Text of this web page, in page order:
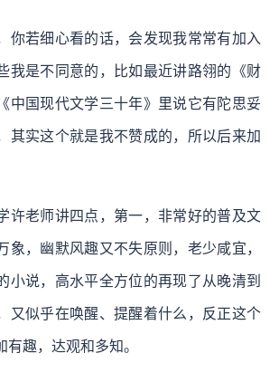
你若细心看的话，会发现我常常有加入
我是不同意的，比如最近讲路翎的《财
中国现代文学三十年》里说它有陀思妥
其实这个就是我不赞成的，所以后来加
许老师讲四点，第一，非常好的普及文
象，幽默风趣又不失原则，老少咸宜，
小说，高水平全方位的再现了从晚清到
又似乎在唤醒、提醒着什么，反正这个
趣，达观和多知。